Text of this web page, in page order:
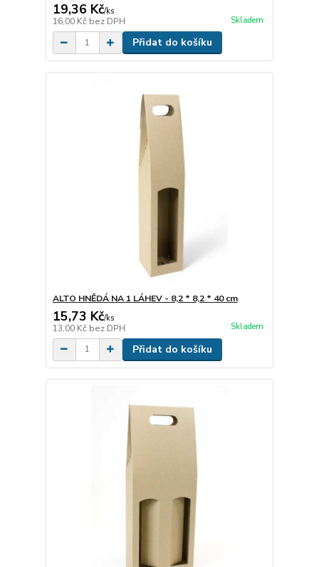
19,36 Kč/ks
16,00 Kč bez DPH Skladem
Přidat do košíku
ALTO HNĚDÁ NA 1 LÁHEV - 8,2 * 8,2 * 40 cm
15,73 Kč/ks
13,00 Kč bez DPH Skladem
Přidat do košíku